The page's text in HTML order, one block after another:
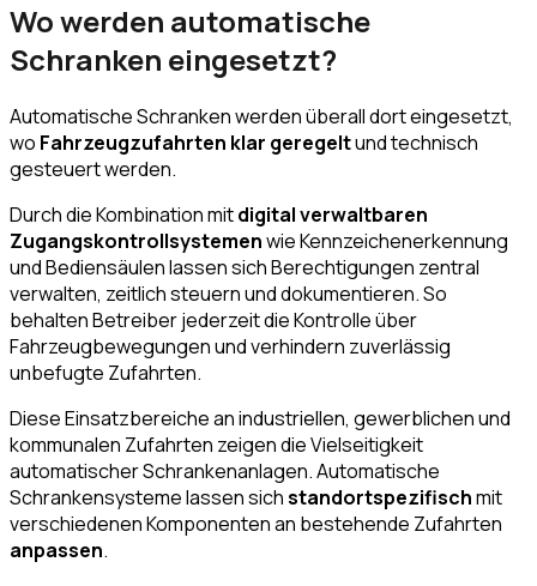
Wo werden automatische
Schranken eingesetzt?
Automatische Schranken werden überall dort eingesetzt,
wo Fahrzeugzufahrten klar geregeltund technisch
gesteuert werden.
Durch die Kombination mitdigital verwaltbaren
Zugangskontrollsystemenwie Kennzeichenerkennung
und Bediensäulen lassen sich Berechtigungen zentral
verwalten, zeitlich steuern und dokumentieren. So
behalten Betreiber jederzeit die Kontrolle über
Fahrzeugbewegungen und verhindern zuverlässig
unbefugte Zufahrten.
Diese Einsatzbereiche an industriellen, gewerblichen und
kommunalen Zufahrten zeigen die Vielseitigkeit
automatischer Schrankenanlagen. Automatische
Schrankensysteme lassen sichstandortspezifischmit
verschiedenen Komponenten an bestehende Zufahrten
anpassen.